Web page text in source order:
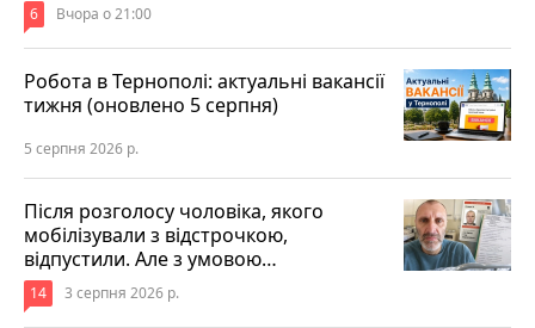
6 Вчора о 21:00
Робота в Тернополі: актуальні вакансії
тижня (оновлено 5 серпня)
5 серпня 2026 р.
Після розголосу чоловіка, якого
мобілізували з відстрочкою,
відпустили. Але з умовою…
14 3 серпня 2026 р.